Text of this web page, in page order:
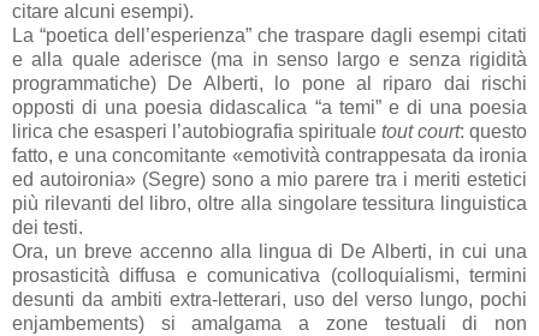
citare alcuni esempi).
La “poetica dell’esperienza” che traspare dagli esempi citati
e alla quale aderisce (ma in senso largo e senza rigidità
programmatiche) De Alberti, lo pone al riparo dai rischi
opposti di una poesia didascalica “a temi” e di una poesia
lirica che esasperi l’autobiografia spirituale tout court: questo
fatto, e una concomitante «emotività contrappesata da ironia
ed autoironia» (Segre) sono a mio parere tra i meriti estetici
più rilevanti del libro, oltre alla singolare tessitura linguistica
dei testi.
Ora, un breve accenno alla lingua di De Alberti, in cui una
prosasticità diffusa e comunicativa (colloquialismi, termini
desunti da ambiti extra-letterari, uso del verso lungo, pochi
enjambements) si amalgama a zone testuali di non